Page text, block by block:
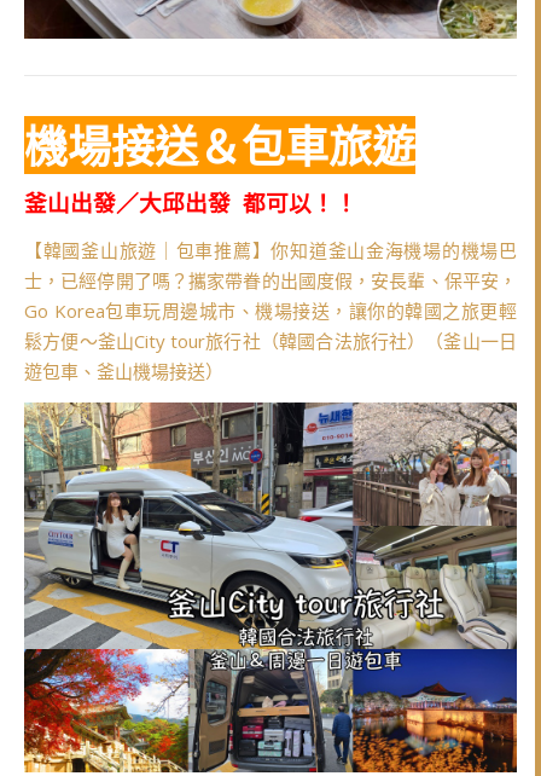
機場接送＆包車旅遊
釜山出發／大邱出發 都可以！！
【韓國釜山旅遊｜包車推薦】你知道釜山金海機場的機場巴
士，已經停開了嗎？攜家帶眷的出國度假，安長輩、保平安，
Go Korea包車玩周邊城市、機場接送，讓你的韓國之旅更輕
鬆方便～釜山City tour旅行社（韓國合法旅行社）（釜山一日
遊包車、釜山機場接送）